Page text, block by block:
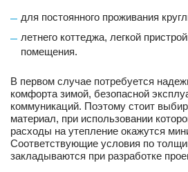
для постоянного проживания
летнего коттеджа, легкой
помещения.
В первом случае потребуется
комфорта зимой, безопасной
коммуникаций. Поэтому стоит
материал, при использовании
расходы на утепление окажутся
Соответствующие условия по
закладываются при разработке